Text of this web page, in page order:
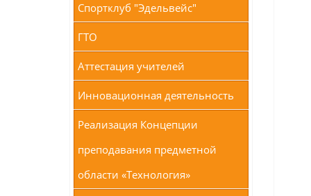
Спортклуб "Эдельвейс"
ГТО
Аттестация учителей
Инновационная деятельность
Реализация Концепции
преподавания предметной
области «Технология»